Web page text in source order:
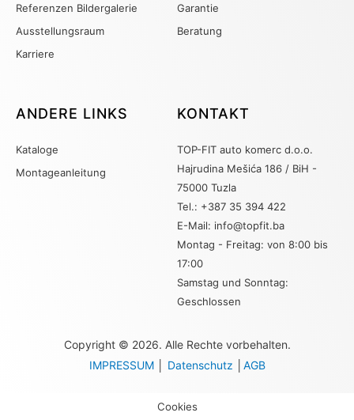
Referenzen Bildergalerie
Ausstellungsraum
Karriere
Garantie
Beratung
ANDERE LINKS
Kataloge
Montageanleitung
KONTAKT
TOP-FIT auto komerc d.o.o.
Hajrudina Mešića 186 / BiH -
75000 Tuzla
Tel.: +387 35 394 422
E-Mail: info@topfit.ba
Montag - Freitag: von 8:00 bis
17:00
Samstag und Sonntag:
Geschlossen
Copyright © 2026. Alle Rechte vorbehalten.
IMPRESSUM│ Datenschutz AGB
Cookies